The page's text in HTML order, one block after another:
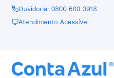
Ouvidoria: 0800 600 0918
Atendimento Acessível